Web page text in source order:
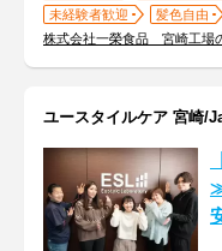
未経験者歓迎
髪色自由
株式会社一榮食品 宮崎工場
ユースタイルケア 宮崎/